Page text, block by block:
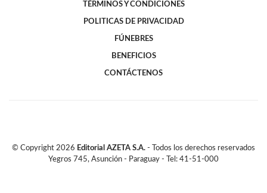
TÉRMINOS Y CONDICIONES
POLITICAS DE PRIVACIDAD
FÚNEBRES
BENEFICIOS
CONTÁCTENOS
© Copyright 2026 Editorial AZETA S.A. - Todos los derechos reservados
Yegros 745, Asunción - Paraguay - Tel: 41-51-000